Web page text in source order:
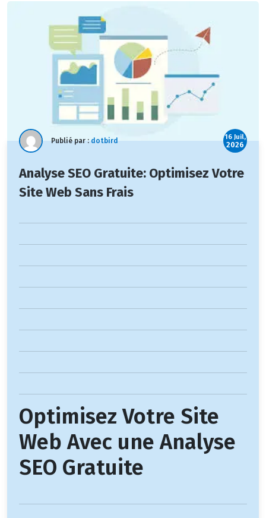
Publié par : dotbird 16 Juil,
2026
Analyse SEO Gratuite: Optimisez Votre
Site Web Sans Frais
Optimisez Votre Site
Web Avec une Analyse
SEO Gratuite